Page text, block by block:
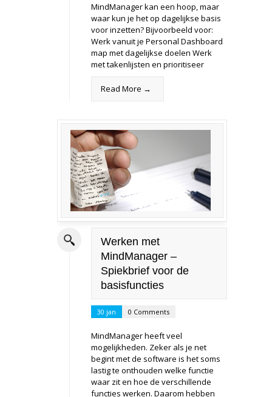
MindManager kan een hoop, maar
waar kun je het op dagelijkse basis
voor inzetten? Bijvoorbeeld voor:
Werk vanuit je Personal Dashboard
map met dagelijkse doelen Werk
met takenlijsten en prioritiseer
Read More →
Werken met
MindManager –
Spiekbrief voor de
basisfuncties
30 jan 0 Comments
MindManager heeft veel
mogelijkheden. Zeker als je net
begint met de software is het soms
lastig te onthouden welke functie
waar zit en hoe de verschillende
functies werken. Daarom hebben